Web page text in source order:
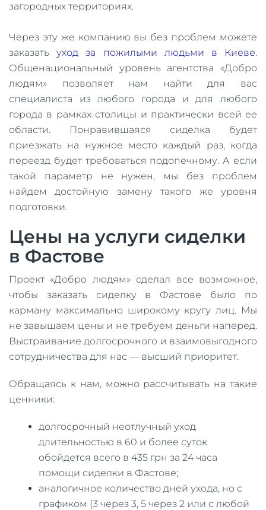
загородных территориях.
Через эту же компанию вы без проблем можете
заказатьуход за пожилыми людьми в Киеве.
Общенациональный уровень агентства «Добро
людям» позволяет нам найти для вас
специалиста из любого города и для любого
города в рамках столицы и практически всей ее
области. Понравившаяся сиделка будет
приезжать на нужное место каждый раз, когда
переезд будет требоваться подопечному. А если
такой параметр не нужен, мы без проблем
найдем достойную замену такого же уровня
подготовки.
Цены на услуги сиделки
в Фастове
Проект «Добро людям» сделал все возможное,
чтобы заказать сиделку в Фастове было по
карману максимально широкому кругу лиц. Мы
не завышаем цены и не требуем деньги наперед.
Выстраивание долгосрочного и взаимовыгодного
сотрудничества для нас — высший приоритет.
Обращаясь к нам, можно рассчитывать на такие
ценники:
долгосрочный неотлучный уход
длительностью в 60 и более суток
обойдется всего в 435 грн за 24 часа
помощи сиделки в Фастове;
аналогичное количество дней ухода, но с
графиком (3 через 3, 5 через 2 или с любой